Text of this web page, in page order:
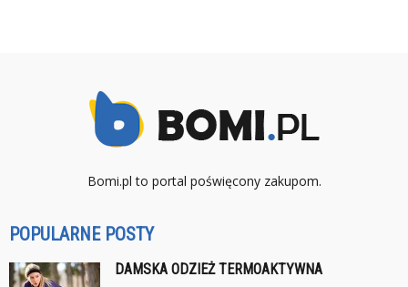
Bomi.pl to portal poświęcony zakupom.
POPULARNE POSTY
DAMSKA ODZIEŻ TERMOAKTYWNA